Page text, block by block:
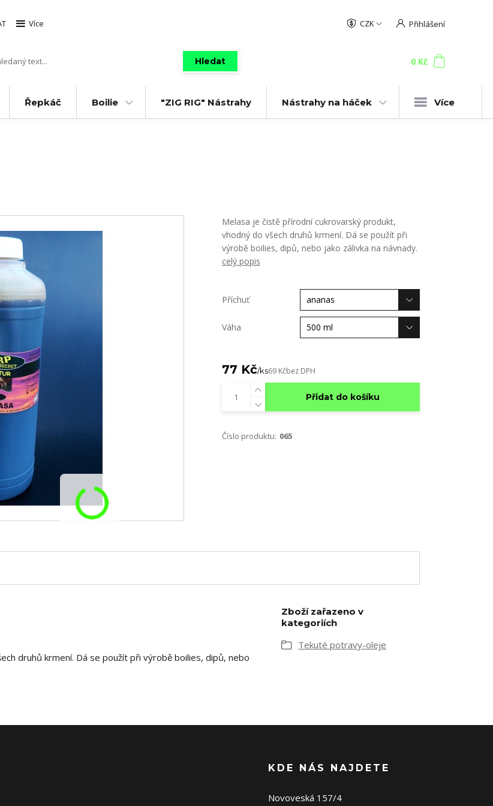
Více CZK Přihlášení
Hledat 0 Kč
Řepkáč Boilie "ZIG RIG" Nástrahy Nástrahy na háček Více
Melasa je čistě přírodní cukrovarský produkt,
vhodný do všech druhů krmení. Dá se použít při
výrobě boilies, dipů, nebo jako zálivka na návnady.
celý popis
Příchuť
Váha
77 Kč/ks69 Kčbez DPH
Přidat do košíku
Číslo produktu: 065
druhů krmení. Dá se použít při výrobě boilies, dipů, nebo
Zboží zařazeno v
kategoriích
Tekuté potravy-oleje
KDE NÁS NAJDETE
Novoveská 157/4